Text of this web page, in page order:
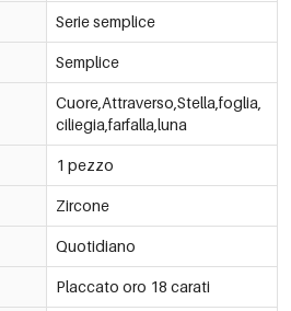
€1,27
€1,27
Serie semplice
Semplice
Cuore,Attraverso,Stella,foglia,
ciliegia,farfalla,luna
1 pezzo
Zircone
Quotidiano
Placcato oro 18 carati